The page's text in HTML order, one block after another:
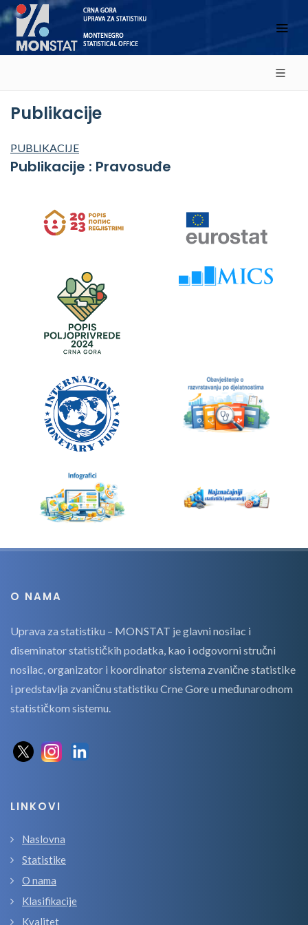
Publikacije
PUBLIKACIJE
Publikacije : Pravosuđe
O NAMA
Uprava za statistiku – MONSTAT je glavni nosilac i
diseminator statističkih podatka, kao i odgovorni stručni
nosilac, organizator i koordinator sistema zvanične statistike
i predstavlja zvaničnu statistiku Crne Gore u međunarodnom
statističkom sistemu.
LINKOVI
Naslovna
Statistike
O nama
Klasifikacije
Kvalitet